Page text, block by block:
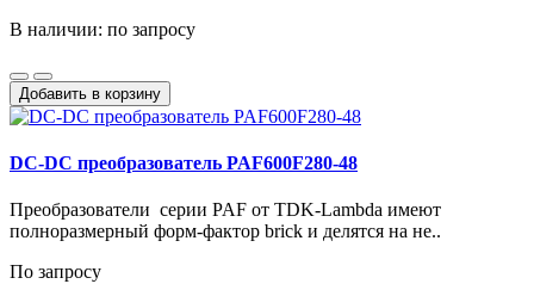
В наличии: по запросу
Добавить в корзину
DC-DC преобразователь PAF600F280-48
Преобразователи серии PAF от TDK-Lambda имеют
полноразмерный форм-фактор brick и делятся на не..
По запросу